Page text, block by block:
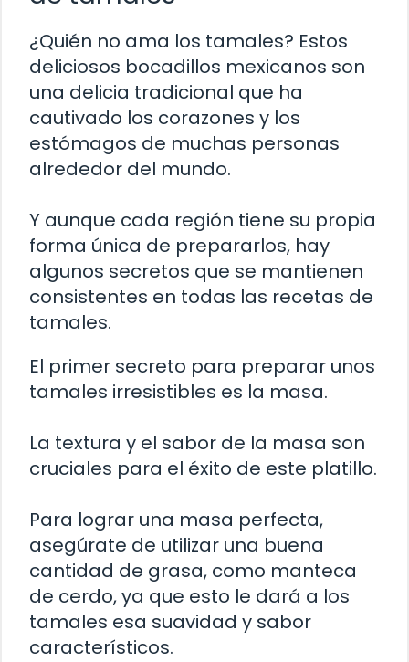
¿Quién no ama los tamales? Estos
deliciosos bocadillos mexicanos son
una delicia tradicional que ha
cautivado los corazones y los
estómagos de muchas personas
alrededor del mundo.
Y aunque cada región tiene su propia
forma única de prepararlos, hay
algunos secretos que se mantienen
consistentes en todas las recetas de
tamales.
El primer secreto para preparar unos
tamales irresistibles es la masa.
La textura y el sabor de la masa son
cruciales para el éxito de este platillo.
Para lograr una masa perfecta,
asegúrate de utilizar una buena
cantidad de grasa, como manteca
de cerdo, ya que esto le dará a los
tamales esa suavidad y sabor
característicos.